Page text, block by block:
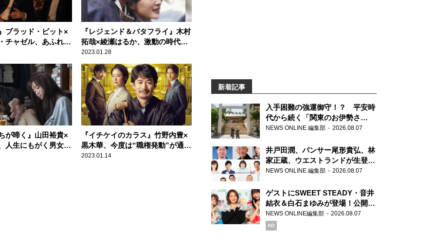
ブラッド・ピット×
チャゼル、あふれる
『レジェンド＆バタフライ』木村
拓哉×綾瀬はるか、激動の時代を
生きた夫婦の物語
2023.01.28
が啼く』山田裕貴×
人生にもがく男女を
『イチケイのカラス』竹野内豊×
黒木華、今度は“職権発動”が通じ
ない？
2023.01.14
新着記事
入手困難の強運御守！？ 平安時
代から続く「関東のお伊勢さ
ま」、芝大神宮にてランパンプス
NEWS ONLINE 編集部 2026.08.07
井戸田潤、パンサー尾形貴弘、林
家正蔵、ウエストランドが生登
場！『ラジオビバリー昼ズ』
NEWS ONLINE 編集部 2026.08.07
ゲストにSWEET STEADY・音井
結衣＆白石まゆみが登場！公開収
録で素顔全開！
NEWS ONLINE編集部 2026.08.07
AD